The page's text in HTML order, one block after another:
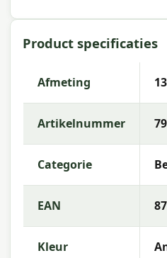
hele jaar door buiten te
Eigenschappen
Tuinsethoes
Artikelnummer: 7913
EAN: 8717591776093
Materiaal: Ripstop
membraan
Afmetingen: 130 x 130 x
Kleur: Antraciet
Product specificaties
Afmeting
Artikelnummer
Categorie
EAN
Kleur